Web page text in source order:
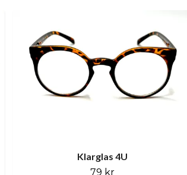
Klarglas 4U
79 kr